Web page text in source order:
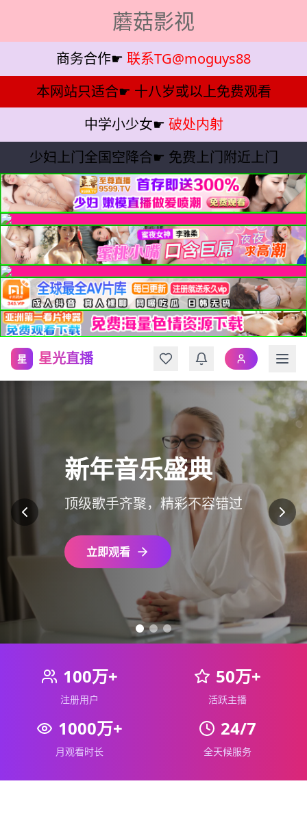
蘑菇影视
商务合作☛ 联系TG@moguys88
本网站只适合☛ 十八岁或以上免费观看
中学小少女☛ 破处内射
少妇上门全国空降合☛ 免费上门附近上门
星 星光直播
新年音乐盛典
顶级歌手齐聚，精彩不容错过
立即观看
100万+
注册用户
50万+
活跃主播
1000万+
月观看时长
24/7
全天候服务